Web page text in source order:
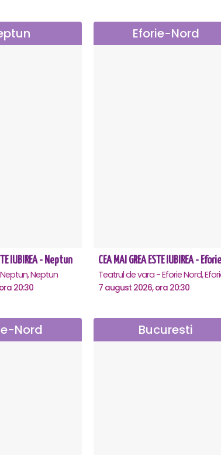
IUBIREA - Neptun
Neptun
20:30
Eforie-Nord
7 august 2026, ora 20:30
Nord Bucuresti